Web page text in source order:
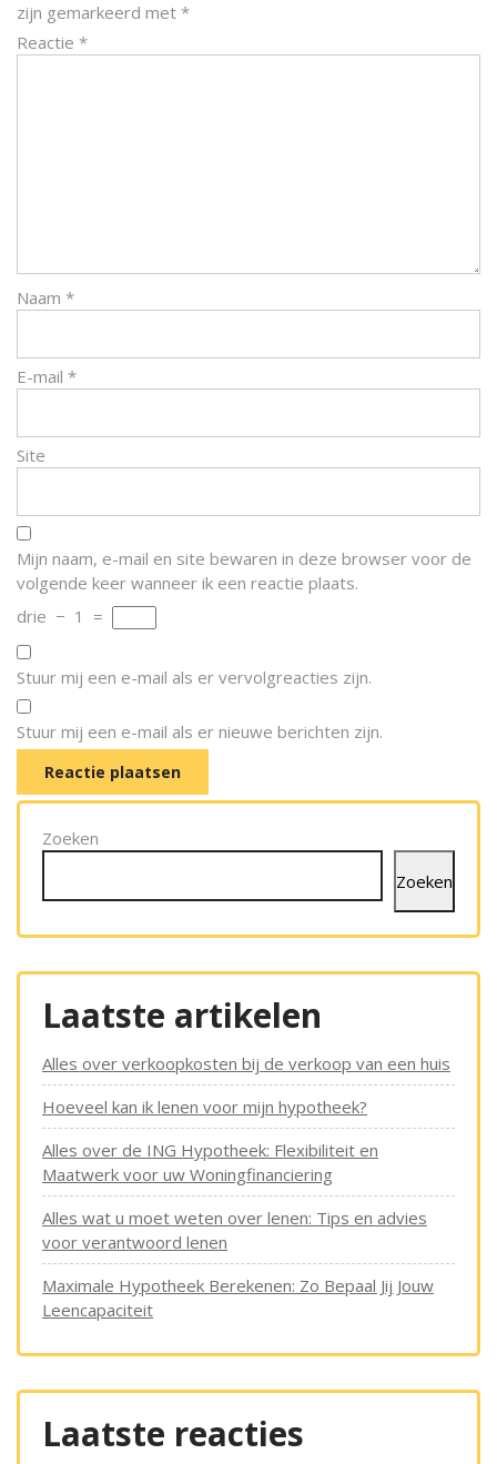
zijn gemarkeerd met *
Reactie *
Naam *
E-mail *
Site
Mijn naam, e-mail en site bewaren in deze browser voor de
volgende keer wanneer ik een reactie plaats.
drie − 1 =
Stuur mij een e-mail als er vervolgreacties zijn.
Stuur mij een e-mail als er nieuwe berichten zijn.
Zoeken
Zoeken
Laatste artikelen
Alles over verkoopkosten bij de verkoop van een huis
Hoeveel kan ik lenen voor mijn hypotheek?
Alles over de ING Hypotheek: Flexibiliteit en
Maatwerk voor uw Woningfinanciering
Alles wat u moet weten over lenen: Tips en advies
voor verantwoord lenen
Maximale Hypotheek Berekenen: Zo Bepaal Jij Jouw
Leencapaciteit
Laatste reacties